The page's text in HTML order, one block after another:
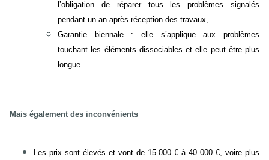
l’obligation de réparer tous les problèmes signalés
pendant un an après réception des travaux,
Garantie biennale : elle s’applique aux problèmes
touchant les éléments dissociables et elle peut être plus
longue.
Mais également des inconvénients
Les prix sont élevés et vont de 15 000 € à 40 000 €, voire plus